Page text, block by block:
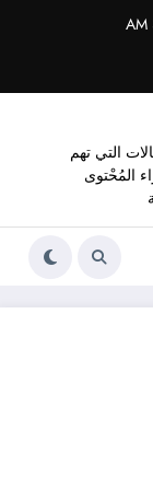
التي تهم
المُحْتوى